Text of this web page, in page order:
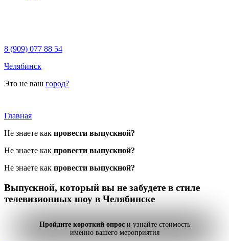
8 (909) 077 88 54
Челябинск
Это не ваш город?
Главная
Не знаете как провести выпускной?
Не знаете как провести выпускной?
Не знаете как провести выпускной?
Выпускной, который вы не забудете в стиле
телевизионных шоу в Челябинске
Пройдите короткий опроси узнайте стоимость
именно вашего мероприятия